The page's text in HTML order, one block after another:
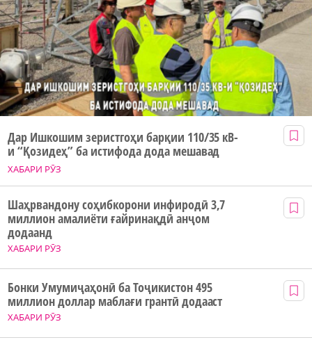
ХАБАРИ РӮЗ
Дар Ишкошим зеристгоҳи барқии 110/35 кВ-
и “Қозидеҳ” ба истифода дода мешавад
ХАБАРИ РӮЗ
Шаҳрвандону соҳибкорони инфиродӣ 3,7
миллион амалиёти ғайринақдӣ анҷом
додаанд
ХАБАРИ РӮЗ
Бонки Умумиҷаҳонӣ ба Тоҷикистон 495
миллион доллар маблағи грантӣ додааст